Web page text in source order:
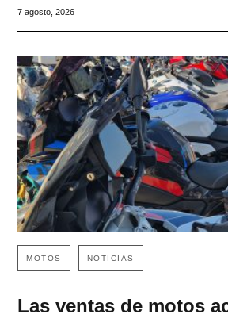
7 agosto, 2026
MOTOS NOTICIAS
Las ventas de motos